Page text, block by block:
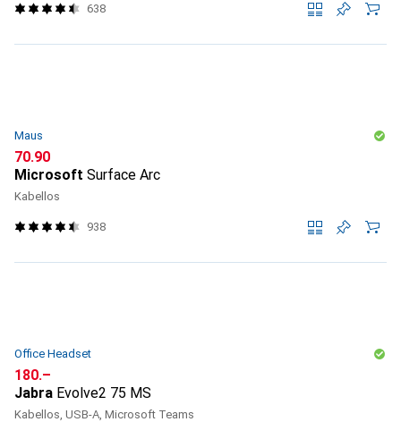
638
Maus
CHF
70.90
Microsoft Surface Arc
Kabellos
938
Office Headset
CHF
180.–
Jabra Evolve2 75 MS
Kabellos, USB-A, Microsoft Teams